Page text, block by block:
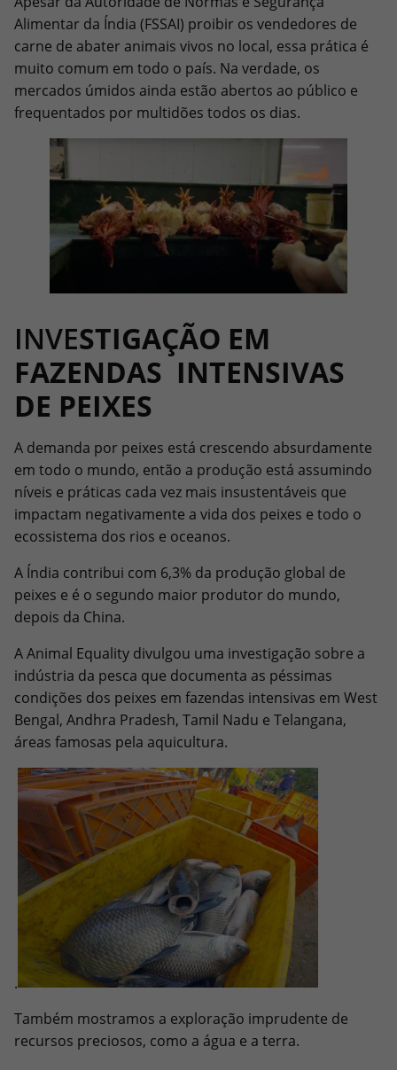
Alimentar da Índia (FSSAI) proibir os vendedores de
carne de abater animais vivos no local, essa prática é
muito comum em todo o país. Na verdade, os
mercados úmidos ainda estão abertos ao público e
frequentados por multidões todos os dias.
INVESTIGAÇÃO EM
FAZENDAS INTENSIVAS
DE PEIXES
A demanda por peixes está crescendo absurdamente
em todo o mundo, então a produção está assumindo
níveis e práticas cada vez mais insustentáveis ​​que
impactam negativamente a vida dos peixes e todo o
ecossistema dos rios e oceanos.
A Índia contribui com 6,3% da produção global de
peixes e é o segundo maior produtor do mundo,
depois da China.
A Animal Equality divulgou uma investigação sobre a
indústria da pesca que documenta as péssimas
condições dos peixes em fazendas intensivas em West
Bengal, Andhra Pradesh, Tamil Nadu e Telangana,
áreas famosas pela aquicultura.
.
Também mostramos a exploração imprudente de
recursos preciosos, como a água e a terra.